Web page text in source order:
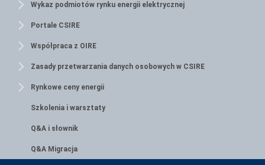
Wykaz podmiotów rynku energii elektrycznej
Portale CSIRE
Współpraca z OIRE
Zasady przetwarzania danych osobowych w CSIRE
Rynkowe ceny energii
Szkolenia i warsztaty
Q&A i słownik
Q&A Migracja